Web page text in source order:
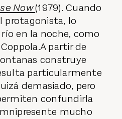
Now(1979). Cuando
protagonista, lo
en la noche, como
partir de
construye
particularmente
demasiado, pero
confundirla
mucho